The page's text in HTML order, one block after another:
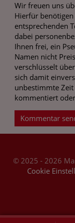
Wir freuen uns
Hierfür
entsprechenden
dabei
Ihnen frei, ein
Namen nicht
verschlüsselt
sich damit
unbestimmte
kommentiert
Kommentar
© 2025 - 2026
Cookie